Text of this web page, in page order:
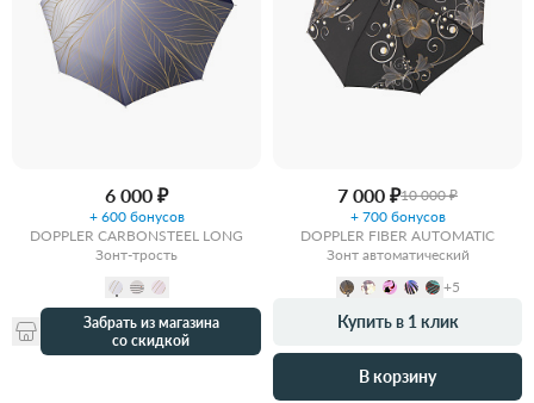
6 000 ₽
+ 600 бонусов
DOPPLER CARBONSTEEL LONG
Зонт-трость
Забрать из магазина
со скидкой
7 000 ₽10 000 ₽
+ 700 бонусов
DOPPLER FIBER AUTOMATIC
Зонт автоматический
+5
Купить в 1 клик
В корзину